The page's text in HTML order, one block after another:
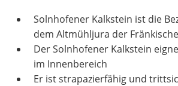
Solnhofener Kalkstein ist die
dem Altmühljura der
Der Solnhofener Kalkstein
im Innenbereich
Er ist strapazierfähig und